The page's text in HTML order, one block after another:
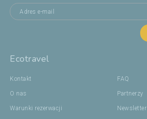
Ecotravel
Kontakt
O nas
Warunki rezerwacji
FAQ
Partnerzy
Newsletter